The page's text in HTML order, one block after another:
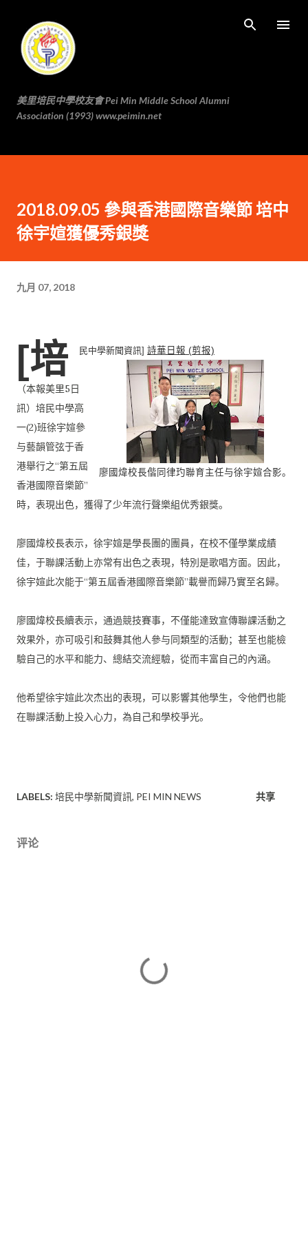
美里培民中學校友會 Pei Min Middle School Alumni
Association (1993) www.peimin.net
2018.09.05 參與香港國際音樂節 培中
徐宇媗獲優秀銀獎
九月 07, 2018
[培 民中學新聞資訊] 詩華日報 (剪报)
廖國煒校長偕同律玓聯育主任与徐宇媗合影。
（本報美里5日
訊）培民中學高
一(2)班徐宇媗參
与藝韻管弦于香
港舉行之“第五屆
香港國際音樂節”
時， 表現出色，獲得了少年流行聲樂組优秀銀獎。
廖國煒校長表示，徐宇媗是學長團的團員，在校不僅學業成績
佳， 于聯課活動上亦常有出色之表現，特別是歌唱方面。因此，
徐宇媗此次能于“第五屆香港國際音樂節”載譽而歸乃實至名歸。
廖國煒校長續表示，通過競技賽事， 不僅能達致宣傳聯課活動之
效果外， 亦可吸引和鼓舞其他人參与同類型的活動； 甚至也能檢
驗自己的水平和能力、總結交流經驗， 從而丰富自己的內涵。
他希望徐宇媗此次杰出的表現，可以影響其他學生， 令他們也能
在聯課活動上投入心力，為自己和學校爭光。
LABELS: 培民中學新聞資訊 PEI MIN NEWS 共享
评论